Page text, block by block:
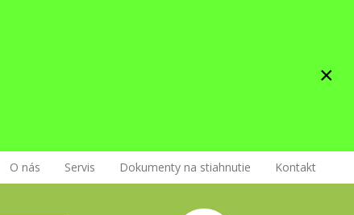
×
O nás Servis Dokumenty na stiahnutie Kontakt